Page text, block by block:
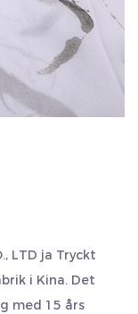
LTD ja Tryckt
i Kina. Det
med 15 års